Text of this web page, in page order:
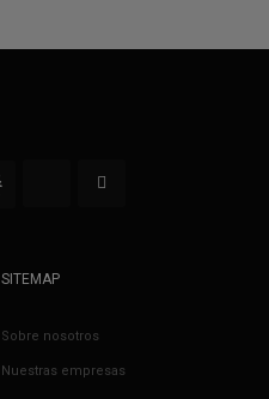
SITEMAP
Sobre nosotros
Nuestras empresas